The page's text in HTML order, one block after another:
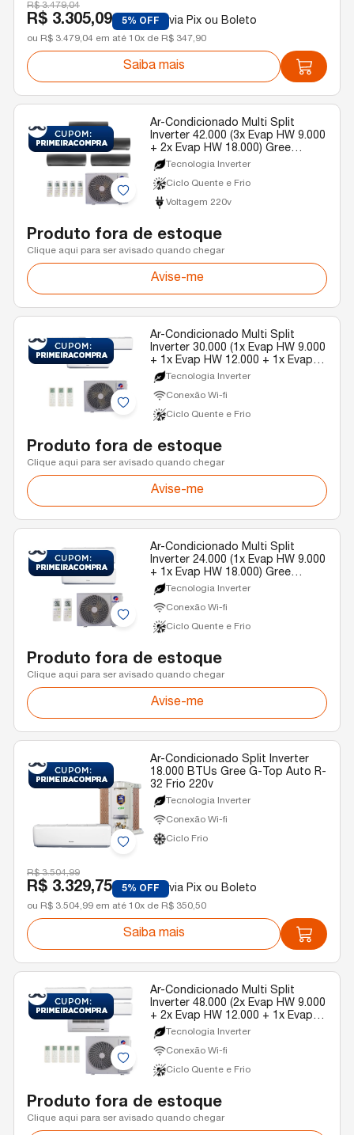
R$ 3.479,04
R$ 3.305,09 5% OFF via Pix ou Boleto
ou R$ 3.479,04 em até 10x de R$ 347,90
Saiba mais
Ar-Condicionado Multi Split
Inverter 42.000 (3x Evap HW 9.000
+ 2x Evap HW 18.000) Gree
Diamond Quente/Frio R-32 220v
Tecnologia Inverter
Ciclo Quente e Frio
Voltagem 220v
Produto fora de estoque
Clique aqui para ser avisado quando chegar
Avise-me
Ar-Condicionado Multi Split
Inverter 30.000 (1x Evap HW 9.000
+ 1x Evap HW 12.000 + 1x Evap
HW 18.000) Gree Quente/Frio R-
32 220v
Tecnologia Inverter
Conexão Wi-fi
Ciclo Quente e Frio
Produto fora de estoque
Clique aqui para ser avisado quando chegar
Avise-me
Ar-Condicionado Multi Split
Inverter 24.000 (1x Evap HW 9.000
+ 1x Evap HW 18.000) Gree
Quente/Frio 220v
Tecnologia Inverter
Conexão Wi-fi
Ciclo Quente e Frio
Produto fora de estoque
Clique aqui para ser avisado quando chegar
Avise-me
Ar-Condicionado Split Inverter
18.000 BTUs Gree G-Top Auto R-
32 Frio 220v
Tecnologia Inverter
Conexão Wi-fi
Ciclo Frio
R$ 3.504,99
R$ 3.329,75 5% OFF via Pix ou Boleto
ou R$ 3.504,99 em até 10x de R$ 350,50
Saiba mais
Ar-Condicionado Multi Split
Inverter 48.000 (2x Evap HW 9.000
+ 2x Evap HW 12.000 + 1x Evap
Cassete 1 Via 22.000) Gree
Quente/Frio R-32 220v
Tecnologia Inverter
Conexão Wi-fi
Ciclo Quente e Frio
Produto fora de estoque
Clique aqui para ser avisado quando chegar